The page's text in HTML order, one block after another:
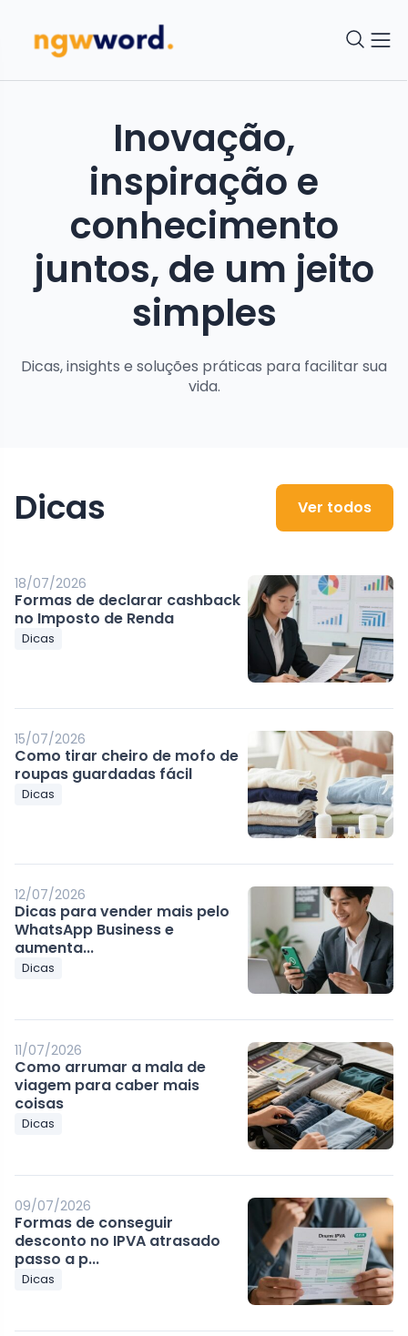
Inovação,
inspiração e
conhecimento
juntos, de um jeito
simples
Dicas, insights e soluções práticas para facilitar sua
vida.
Dicas Ver todos
18/07/2026
Formas de declarar cashback
no Imposto de Renda
Dicas
15/07/2026
Como tirar cheiro de mofo de
roupas guardadas fácil
Dicas
12/07/2026
Dicas para vender mais pelo
WhatsApp Business e
aumenta...
Dicas
11/07/2026
Como arrumar a mala de
viagem para caber mais
coisas
Dicas
09/07/2026
Formas de conseguir
desconto no IPVA atrasado
passo a p...
Dicas